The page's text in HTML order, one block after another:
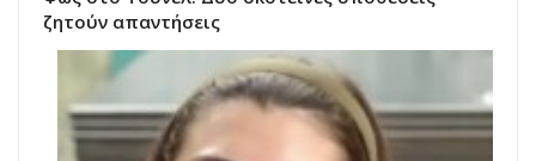
ζητούν απαντήσεις